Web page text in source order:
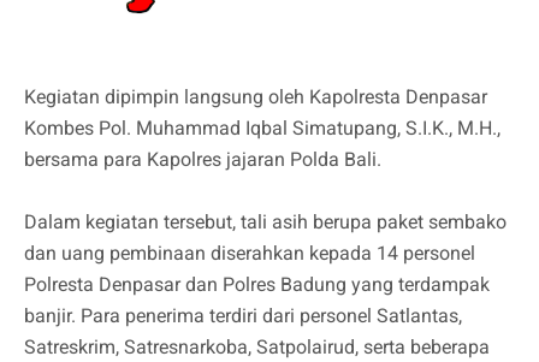
Kegiatan dipimpin langsung oleh Kapolresta Denpasar
Kombes Pol. Muhammad Iqbal Simatupang, S.I.K., M.H.,
bersama para Kapolres jajaran Polda Bali.
Dalam kegiatan tersebut, tali asih berupa paket sembako
dan uang pembinaan diserahkan kepada 14 personel
Polresta Denpasar dan Polres Badung yang terdampak
banjir. Para penerima terdiri dari personel Satlantas,
Satreskrim, Satresnarkoba, Satpolairud, serta beberapa